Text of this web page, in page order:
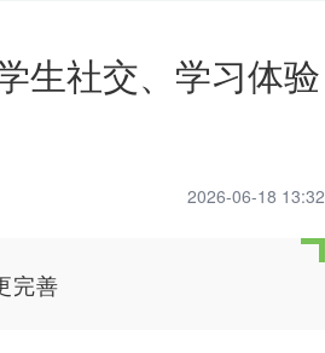
生社交、学习体验
2026-06-18 13:32
完善